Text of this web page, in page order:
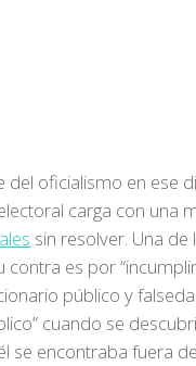
del oficialismo en ese
carga con una
sin resolver. Una de
contra es por
público y
cuando se
se encontraba fuera